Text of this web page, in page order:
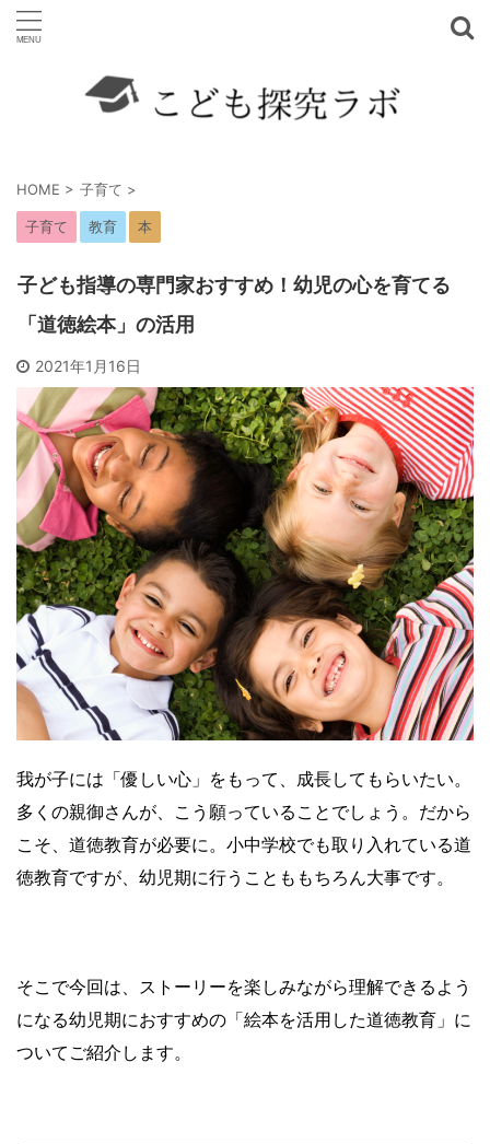
HOME > 子育て >
子育て 教育 本
子ども指導の専門家おすすめ！幼児の心を育てる
「道徳絵本」の活用
2021年1月16日
我が子には「優しい心」をもって、成長してもらいたい。
多くの親御さんが、こう願っていることでしょう。だから
こそ、道徳教育が必要に。小中学校でも取り入れている道
徳教育ですが、幼児期に行うことももちろん大事です。
そこで今回は、ストーリーを楽しみながら理解できるよう
になる幼児期におすすめの「絵本を活用した道徳教育」に
ついてご紹介します。